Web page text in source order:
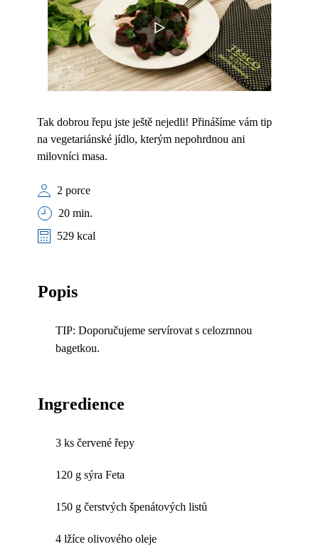
Tak dobrou řepu jste ještě nejedli! Přinášíme vám tip
na vegetariánské jídlo, kterým nepohrdnou ani
milovníci masa.
2 porce
20 min.
529 kcal
Popis
TIP: Doporučujeme servírovat s celozrnnou
bagetkou.
Ingredience
3 ks červené řepy
120 g sýra Feta
150 g čerstvých špenátových listů
4 lžíce olivového oleje